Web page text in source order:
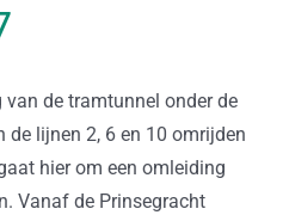
de tramtunnel onder de
de lijnen 2, 6 en 10 omrijden
hier om een omleiding
Vanaf de Prinsegracht